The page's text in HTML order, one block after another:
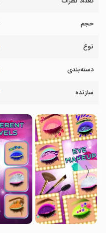
حجم
نوع
دسته‌بندی
سازنده
〈